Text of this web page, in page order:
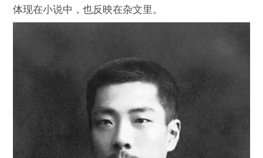
体现在小说中，也反映在杂文里。